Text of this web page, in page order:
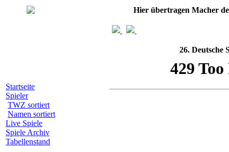
Startseite
Spieler
TWZ sortiert
Namen sortiert
Live Spiele
Spiele Archiv
Tabellenstand
Hier übertragen Macher
26. Deutsche